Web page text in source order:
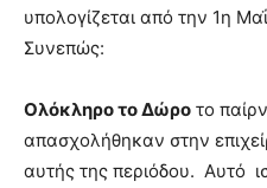
υπολογίζεται από την 1η
Συνεπώς:
Ολόκληρο το Δώρο το
απασχολήθηκαν στην
αυτής της περιόδου. Αυτό